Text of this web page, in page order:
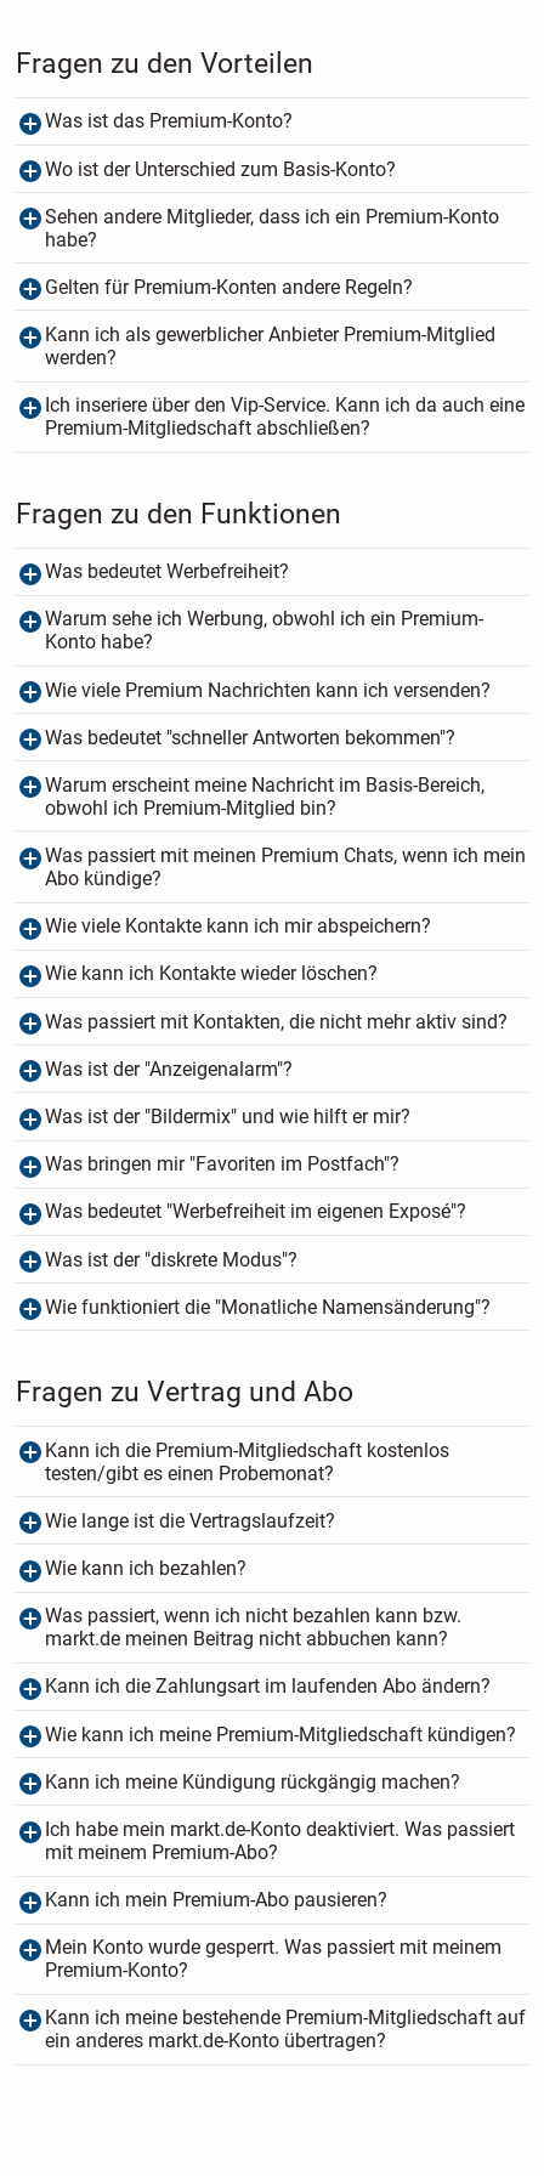
Fragen zu den Vorteilen
Was ist das Premium-Konto?
Wo ist der Unterschied zum Basis-Konto?
Sehen andere Mitglieder, dass ich ein Premium-Konto
habe?
Gelten für Premium-Konten andere Regeln?
Kann ich als gewerblicher Anbieter Premium-Mitglied
werden?
Ich inseriere über den Vip-Service. Kann ich da auch eine
Premium-Mitgliedschaft abschließen?
Fragen zu den Funktionen
Was bedeutet Werbefreiheit?
Warum sehe ich Werbung, obwohl ich ein Premium-
Konto habe?
Wie viele Premium Nachrichten kann ich versenden?
Was bedeutet "schneller Antworten bekommen"?
Warum erscheint meine Nachricht im Basis-Bereich,
obwohl ich Premium-Mitglied bin?
Was passiert mit meinen Premium Chats, wenn ich mein
Abo kündige?
Wie viele Kontakte kann ich mir abspeichern?
Wie kann ich Kontakte wieder löschen?
Was passiert mit Kontakten, die nicht mehr aktiv sind?
Was ist der "Anzeigenalarm"?
Was ist der "Bildermix" und wie hilft er mir?
Was bringen mir "Favoriten im Postfach"?
Was bedeutet "Werbefreiheit im eigenen Exposé"?
Was ist der "diskrete Modus"?
Wie funktioniert die "Monatliche Namensänderung"?
Fragen zu Vertrag und Abo
Kann ich die Premium-Mitgliedschaft kostenlos
testen/gibt es einen Probemonat?
Wie lange ist die Vertragslaufzeit?
Wie kann ich bezahlen?
Was passiert, wenn ich nicht bezahlen kann bzw.
markt.de meinen Beitrag nicht abbuchen kann?
Kann ich die Zahlungsart im laufenden Abo ändern?
Wie kann ich meine Premium-Mitgliedschaft kündigen?
Kann ich meine Kündigung rückgängig machen?
Ich habe mein markt.de-Konto deaktiviert. Was passiert
mit meinem Premium-Abo?
Kann ich mein Premium-Abo pausieren?
Mein Konto wurde gesperrt. Was passiert mit meinem
Premium-Konto?
Kann ich meine bestehende Premium-Mitgliedschaft auf
ein anderes markt.de-Konto übertragen?